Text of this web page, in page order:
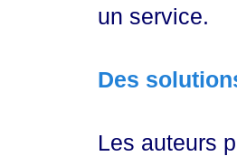
un service.
Des
Les auteurs